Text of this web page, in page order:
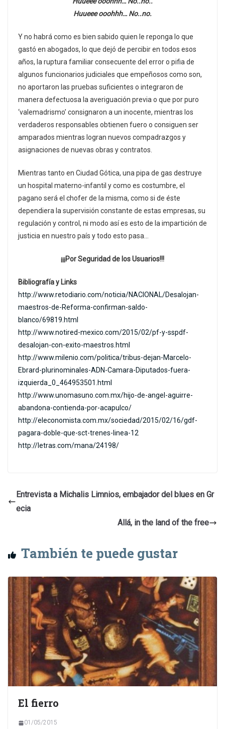
Huueee ooohhh… No..no.
Y no habrá como es bien sabido quien le reponga lo que
gastó en abogados, lo que dejó de percibir en todos esos
años, la ruptura familiar consecuente del error o pifia de
algunos funcionarios judiciales que empeñosos como son,
no aportaron las pruebas suficientes o integraron de
manera defectuosa la averiguación previa o que por puro
‘valemadrismo’ consignaron a un inocente, mientras los
verdaderos responsables obtienen fuero o consiguen ser
amparados mientras logran nuevos compadrazgos y
asignaciones de nuevas obras y contratos.
Mientras tanto en Ciudad Gótica, una pipa de gas destruye
un hospital materno-infantil y como es costumbre, el
pagano será el chofer de la misma, como si de éste
dependiera la supervisión constante de estas empresas, su
regulación y control, ni modo así es esto de la impartición de
justicia en nuestro país y todo esto pasa…
¡¡¡Por Seguridad de los Usuarios!!!
Bibliografía y Links
http://www.retodiario.com/noticia/NACIONAL/Desalojan-
maestros-de-Reforma-confirman-saldo-
blanco/69819.html
http://www.notired-mexico.com/2015/02/pf-y-sspdf-
desalojan-con-exito-maestros.html
http://www.milenio.com/politica/tribus-dejan-Marcelo-
Ebrard-plurinominales-ADN-Camara-Diputados-fuera-
izquierda_0_464953501.html
http://www.unomasuno.com.mx/hijo-de-angel-aguirre-
abandona-contienda-por-acapulco/
http://eleconomista.com.mx/sociedad/2015/02/16/gdf-
pagara-doble-que-sct-trenes-linea-12
http://letras.com/mana/24198/
Entrevista a Michalis Limnios, embajador del blues en Gr
ecia
Allá, in the land of the free
También te puede gustar
El fierro
01/05/2015